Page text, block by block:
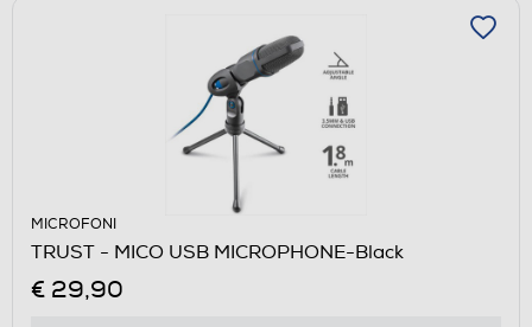
MICROFONI
TRUST - MICO USB MICROPHONE-Black
€ 29,90